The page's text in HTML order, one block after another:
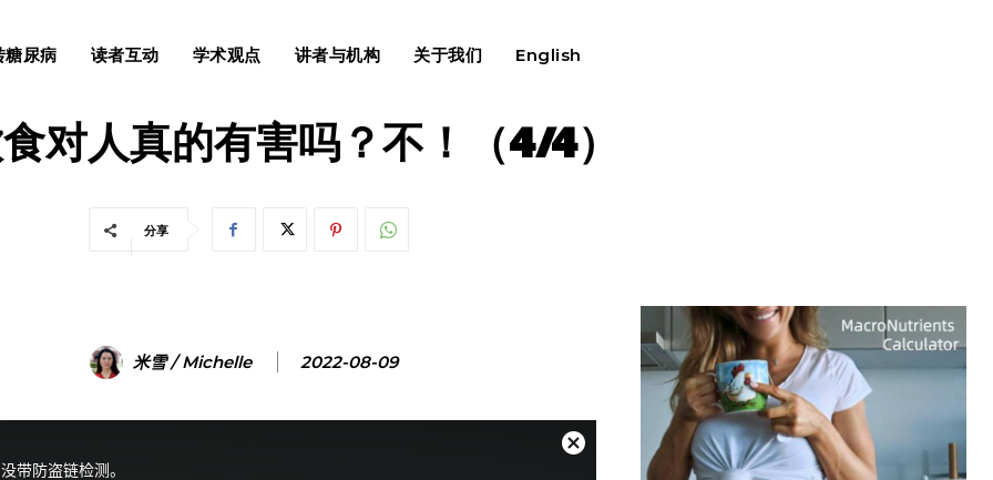
糖尿病 读者互动 学术观点 讲者与机构 关于我们 English
对人真的有害吗？不！（4/4）
分享
米雪 / Michelle 2022-08-09
没带防盗链检测。
关